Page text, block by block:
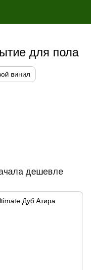
для пола
винил
дешевле